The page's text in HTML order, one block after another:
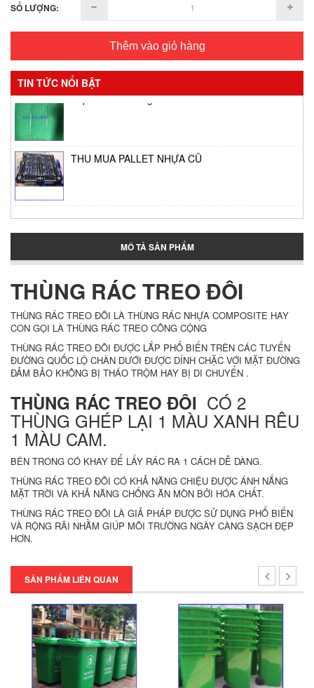
SỐ LƯỢNG:
Thêm vào giỏ hàng
TIN TỨC NỔI BẬT
Vỉ phơi bánh tráng
THU MUA PALLET NHỰA CŨ
Pallet nhựa cũ Tân Phú
Pallet nhựa Tân Phú
Thớt nhựa cho nhà bếp
Thớt nhựa làm băng tải
MÔ TẢ SẢN PHẨM
THÙNG RÁC TREO ĐÔI
THÙNG RÁC TREO ĐÔI LÀ THÙNG RÁC NHỰA COMPOSITE HAY
CON GỌI LÀ THÙNG RÁC TREO CÔNG CỘNG
THÙNG RÁC TREO ĐÔI ĐƯỢC LẮP PHỔ BIẾN TRÊN CÁC TUYẾN
ĐƯỜNG QUỐC LỘ CHÂN DƯỚI ĐƯỢC DÍNH CHẶC VỚI MẶT ĐƯỜNG
ĐẢM BẢO KHÔNG BỊ THÁO TRỘM HAY BỊ DI CHUYỂN .
THÙNG RÁC TREO ĐÔI CÓ 2
THÙNG GHÉP LẠI 1 MÀU XANH RÊU
1 MÀU CAM.
BÊN TRONG CÓ KHAY ĐỂ LẤY RÁC RA 1 CÁCH DỄ DÀNG.
THÙNG RÁC TREO ĐÔI CÓ KHẢ NĂNG CHIỆU ĐƯỢC ÁNH NẮNG
MẶT TRỜI VÀ KHẢ NĂNG CHỐNG ĂN MÒN BỞI HÓA CHẤT.
THÙNG RÁC TREO ĐÔI LÀ GIẢ PHÁP ĐƯỢC SỬ DỤNG PHỔ BIẾN
VÀ RỘNG RÃI NHẰM GIÚP MÔI TRƯỜNG NGÀY CÀNG SẠCH ĐẸP
HƠN.
SẢN PHẨM LIÊN QUAN